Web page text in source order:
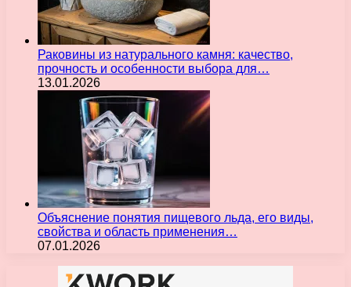
Раковины из натурального камня: качество,
прочность и особенности выбора для…
13.01.2026
Объяснение понятия пищевого льда, его виды,
свойства и область применения…
07.01.2026